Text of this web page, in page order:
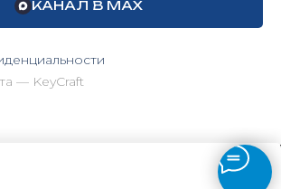
КАНАЛ В MAX
— KeyCraft